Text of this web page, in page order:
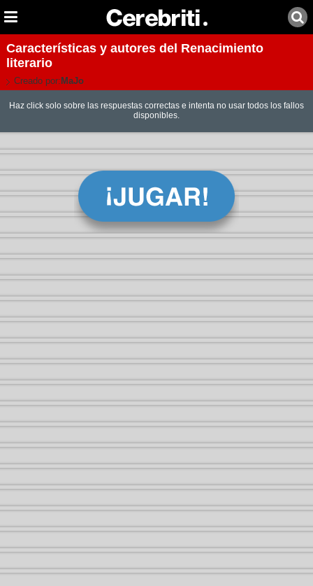
Características y autores del Renacimiento
literario
Creado por: MaJo
Haz click solo sobre las respuestas correctas e intenta no usar todos los fallos
disponibles.